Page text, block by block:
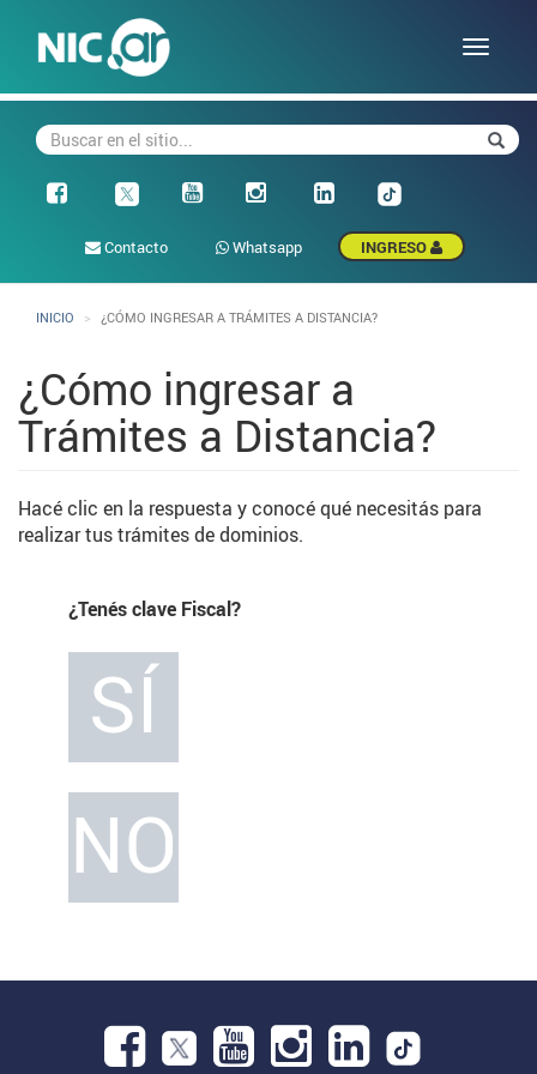
contenido
principal
Buscar
Facebook
Contacto Whatsapp INGRESO
Toggle
INICIO ¿CÓMO INGRESAR A TRÁMITES A DISTANCIA?
¿Cómo ingresar a
Trámites a Distancia?
Hacé clic en la respuesta y conocé qué necesitás para
realizar tus trámites de dominios.
¿Tenés clave Fiscal?
SÍ
NO
Facebook.